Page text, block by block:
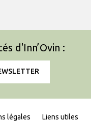
d'Inn’Ovin :
légales Liens utiles